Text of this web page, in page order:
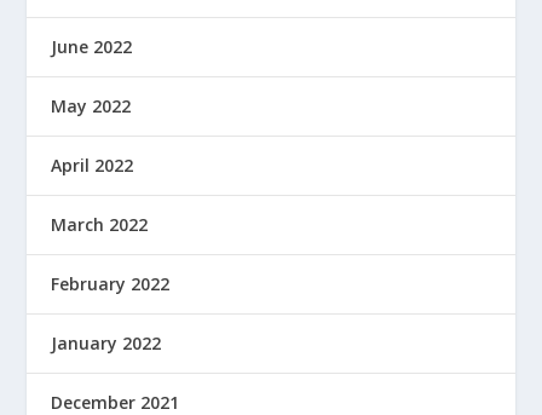
June 2022
May 2022
April 2022
March 2022
February 2022
January 2022
December 2021